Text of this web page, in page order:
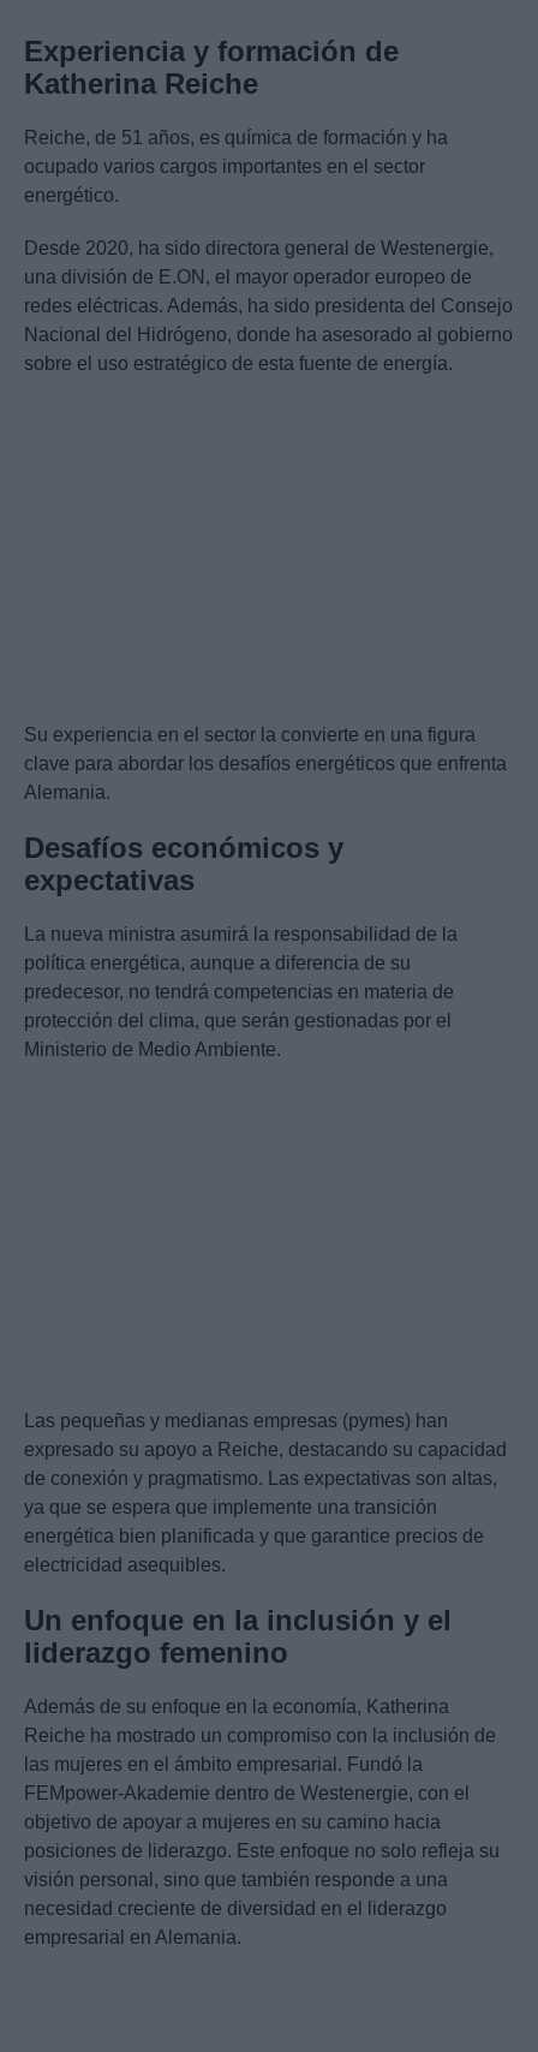
Experiencia y formación de
Katherina Reiche
Reiche, de 51 años, es química de formación y ha
ocupado varios cargos importantes en el sector
energético.
Desde 2020, ha sido directora general de Westenergie,
una división de E.ON, el mayor operador europeo de
redes eléctricas. Además, ha sido presidenta del Consejo
Nacional del Hidrógeno, donde ha asesorado al gobierno
sobre el uso estratégico de esta fuente de energía.
Su experiencia en el sector la convierte en una figura
clave para abordar los desafíos energéticos que enfrenta
Alemania.
Desafíos económicos y
expectativas
La nueva ministra asumirá la responsabilidad de la
política energética, aunque a diferencia de su
predecesor, no tendrá competencias en materia de
protección del clima, que serán gestionadas por el
Ministerio de Medio Ambiente.
Las pequeñas y medianas empresas (pymes) han
expresado su apoyo a Reiche, destacando su capacidad
de conexión y pragmatismo. Las expectativas son altas,
ya que se espera que implemente una transición
energética bien planificada y que garantice precios de
electricidad asequibles.
Un enfoque en la inclusión y el
liderazgo femenino
Además de su enfoque en la economía, Katherina
Reiche ha mostrado un compromiso con la inclusión de
las mujeres en el ámbito empresarial. Fundó la
FEMpower-Akademie dentro de Westenergie, con el
objetivo de apoyar a mujeres en su camino hacia
posiciones de liderazgo. Este enfoque no solo refleja su
visión personal, sino que también responde a una
necesidad creciente de diversidad en el liderazgo
empresarial en Alemania.